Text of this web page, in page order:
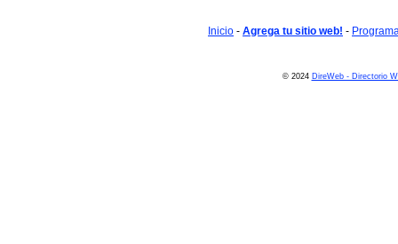
Inicio - Agrega tu sitio web! -
© 2024 DireWeb - Directorio